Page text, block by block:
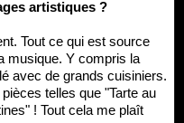
artistiques ?
Tout ce qui est source
musique. Y compris la
avec de grands cuisiniers.
telles que "Tarte au
! Tout cela me plaît